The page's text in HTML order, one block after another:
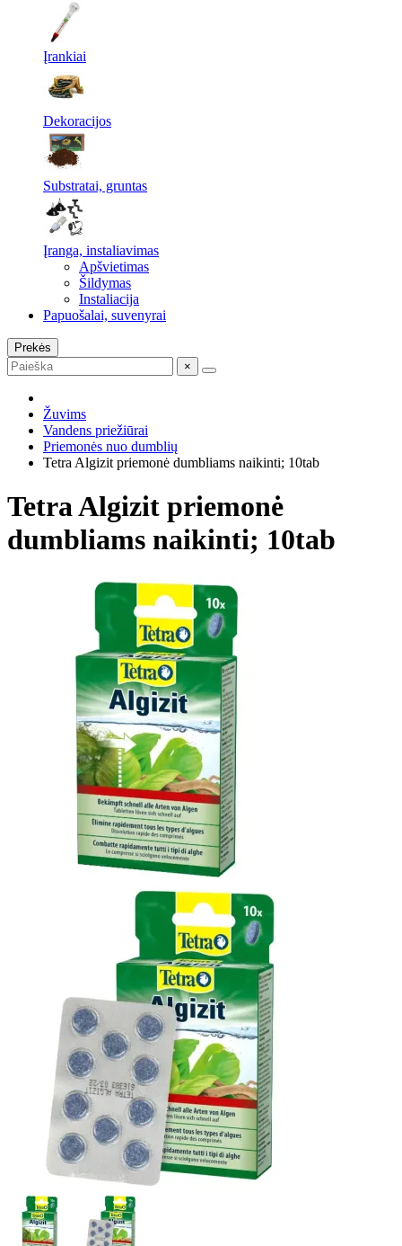
Įrankiai
Dekoracijos
Substratai, gruntas
Įranga, instaliavimas
Apšvietimas
Šildymas
Instaliacija
Papuošalai, suvenyrai
Prekės
×
Žuvims
Vandens priežiūrai
Priemonės nuo dumblių
Tetra Algizit priemonė dumbliams naikinti; 10tab
Tetra Algizit priemonė
dumbliams naikinti; 10tab